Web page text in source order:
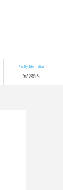
Facility Information
施設案内